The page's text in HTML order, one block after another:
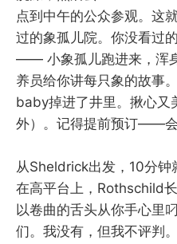
点到中午的公众参观。这
过的象孤儿院。你没看过
—— 小象孤儿跑进来，浑
养员给你讲每只象的故事
baby掉进了井里。揪心又
外）。记得提前预订——会
从Sheldrick出发，10分钟
在高平台上，Rothschild
以卷曲的舌头从你手心里
们。我没有，但我不评判。